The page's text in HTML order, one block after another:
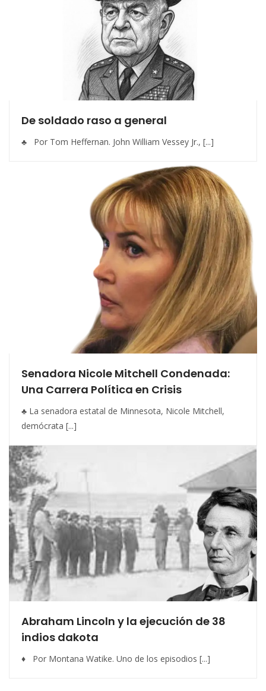
De soldado raso a general
♣ Por Tom Heffernan. John William Vessey Jr., [...]
Senadora Nicole Mitchell Condenada:
Una Carrera Política en Crisis
♣ La senadora estatal de Minnesota, Nicole Mitchell,
demócrata [...]
Abraham Lincoln y la ejecución de 38
indios dakota
♦ Por Montana Watike. Uno de los episodios [...]